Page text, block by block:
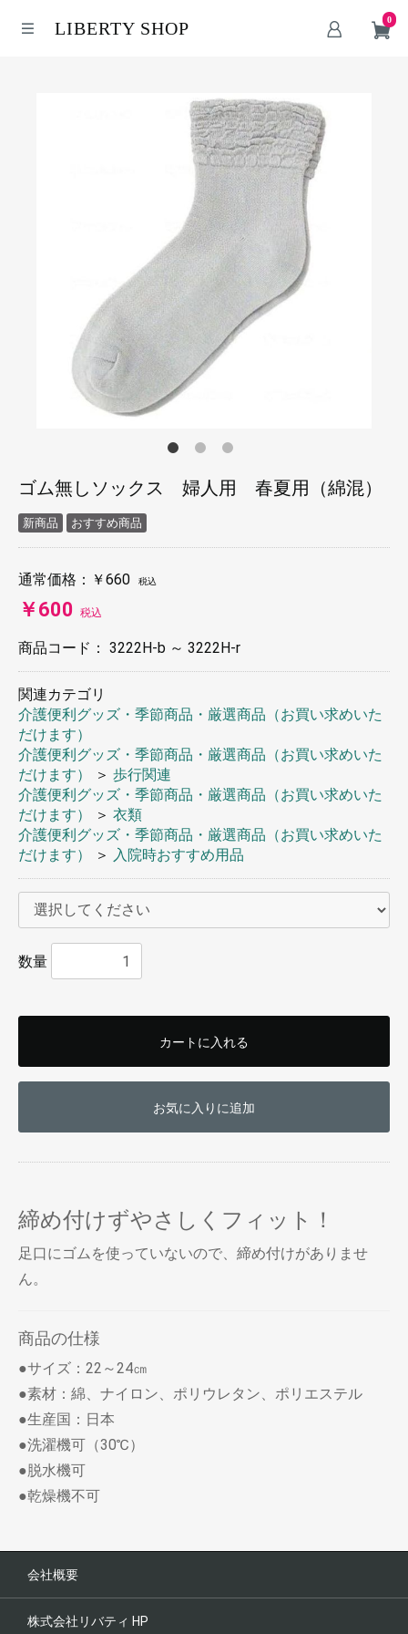
LIBERTY SHOP 0
ゴム無しソックス 婦人用 春夏用（綿混）
新商品 おすすめ商品
通常価格： ￥660 税込
￥600 税込
商品コード： 3222H-b ～ 3222H-r
関連カテゴリ
介護便利グッズ・季節商品・厳選商品（お買い求めいた
だけます）
介護便利グッズ・季節商品・厳選商品（お買い求めいた
だけます）
＞ 歩行関連
介護便利グッズ・季節商品・厳選商品（お買い求めいた
だけます）
＞ 衣類
介護便利グッズ・季節商品・厳選商品（お買い求めいた
だけます）
＞ 入院時おすすめ用品
数量
カートに入れる
お買い物を続ける
お気に入りに追加
締め付けずやさしくフィット！
足口にゴムを使っていないので、締め付けがありませ
ん。
商品の仕様
●サイズ：22～24㎝
●素材：綿、ナイロン、ポリウレタン、ポリエステル
●生産国：日本
●洗濯機可（30℃）
●脱水機可
●乾燥機不可
会社概要
株式会社リバティ HP